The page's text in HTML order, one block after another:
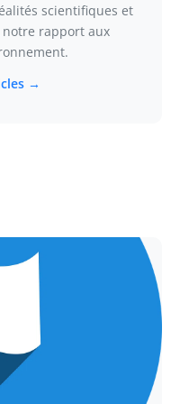
scientifiques et
rapport aux
→